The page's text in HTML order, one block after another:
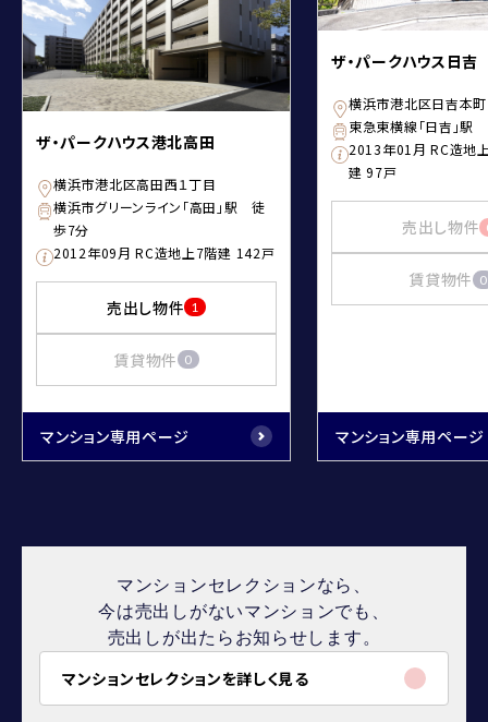
ザ・パークハウス港北高田
横浜市港北区高田西１丁目
横浜市グリーンライン「高田」駅 徒
歩7分
2012年09月 RC造地上7階建 142戸
売出し物件 1
賃貸物件 0
マンション専用ページ
ザ・パークハウス日吉
横浜市港北区日吉本
東急東横線「日吉」
2013年01月 RC造地
建 97戸
売出し物件
賃貸物件 0
マンション専用ページ
マンションセレクションなら、
今は売出しがないマンションでも、
売出しが出たらお知らせします。
マンションセレクションを詳しく見る